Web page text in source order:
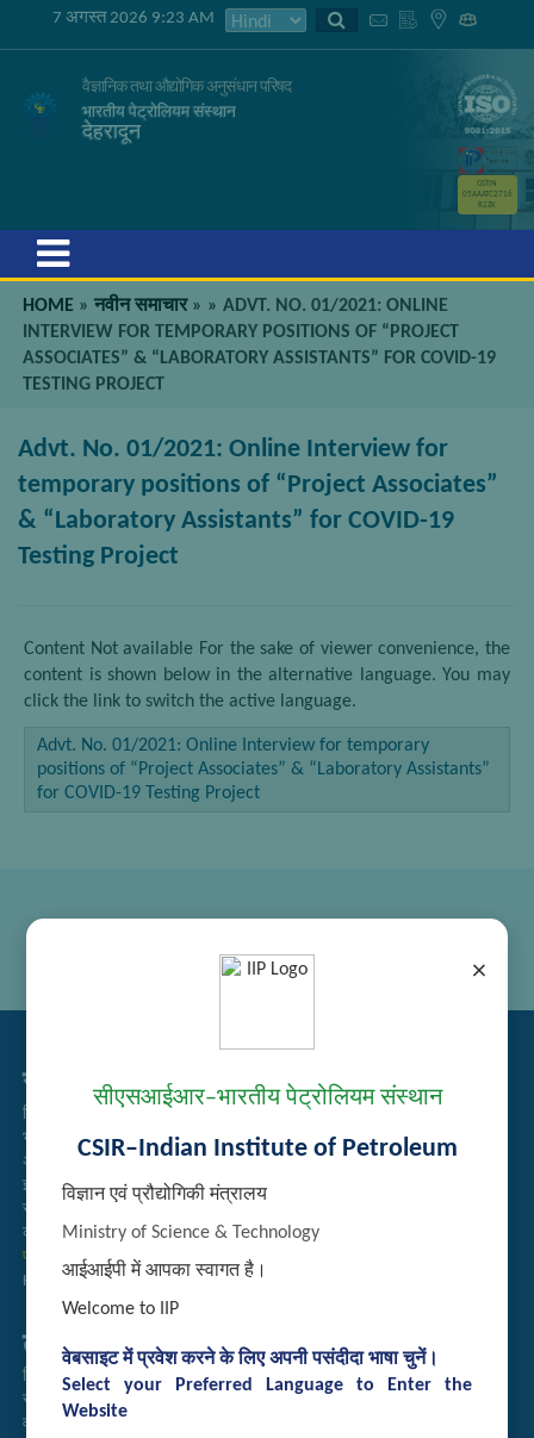
×
सीएसआईआर–भारतीय पेट्रोलियम संस्थान
CSIR–Indian Institute of Petroleum
विज्ञान एवं प्रौद्योगिकी मंत्रालय
Ministry of Science & Technology
आईआईपी में आपका स्वागत है।
Welcome to IIP
वेबसाइट में प्रवेश करने के लिए अपनी पसंदीदा भाषा चुनें।
Select your Preferred Language to Enter the
Website
7 अगस्त 2026 9:23 AM
वैज्ञानिक तथा औद्योगिक अनुसंधान परिषद
भारतीय पेट्रोलियम संस्थान
देहरादून
GSTIN
05AAATC2716
R2ZK
HOME »नवीन समाचार» »ADVT. NO. 01/2021: ONLINE
INTERVIEW FOR TEMPORARY POSITIONS OF “PROJECT
ASSOCIATES” & “LABORATORY ASSISTANTS” FOR COVID-19
TESTING PROJECT
Advt. No. 01/2021: Online Interview for
temporary positions of “Project Associates”
& “Laboratory Assistants” for COVID-19
Testing Project
Content Not available For the sake of viewer convenience, the
content is shown below in the alternative language. You may
click the link to switch the active language.
Advt. No. 01/2021: Online Interview for temporary
positions of “Project Associates” & “Laboratory Assistants”
for COVID-19 Testing Project
सम्बद्ध लिंक्स
निविदा प्रबंधन
भर्ती
अतिथि गृह आरक्षण
इंट्रानेट
संग्रह
कर्मचारी खोज
प्रौद्योगिकी ब्रोशर
Handling of Complaints of Sexual Harassment
तुरत लिंक्स
निदेशिका
समाचारपत्र
वार्षिक प्रतिवेदन